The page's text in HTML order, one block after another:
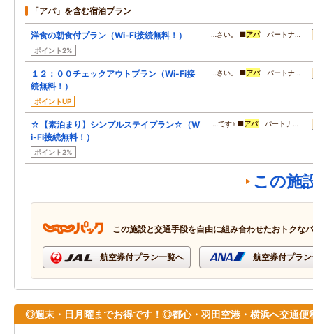
「アパ」を含む宿泊プラン
洋食の朝食付プラン（Wi-Fi接続無料！）
ポイント2%
…さい。 ■アパパートナ…
１２：００チェックアウトプラン（Wi-Fi接
続無料！）
ポイントUP
…さい。 ■アパパートナ…
☆【素泊まり】シンプルステイプラン☆（W
i-Fi接続無料！）
ポイント2%
…です♪ ■アパパートナ…
この施
この施設と交通手段を自由に組み合わせたおトクな
航空券付プラン一覧へ 航空券付プラ
◎週末・日月曜までお得です！◎都心・羽田空港・横浜へ交通